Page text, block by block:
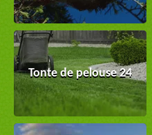
Tonte de pelouse 24